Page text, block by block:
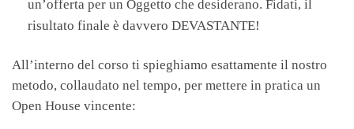
un’offerta per un Oggetto che desiderano. Fidati, il
risultato finale è davvero DEVASTANTE!
All’interno del corso ti spieghiamo esattamente il nostro
metodo, collaudato nel tempo, per mettere in pratica un
Open House vincente: